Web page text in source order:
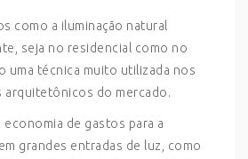
como a iluminação natural
seja no residencial como no
uma técnica muito utilizada nos
arquitetônicos do mercado.
economia de gastos para a
grandes entradas de luz, como